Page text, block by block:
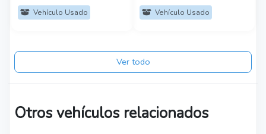
Vehículo Usado
Vehículo Usado
Ver todo
Otros vehículos relacionados